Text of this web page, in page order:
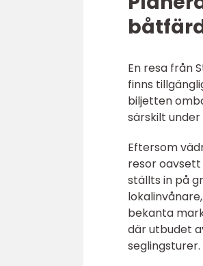
En resa från
finns
biljetten
särskilt
Eftersom
resor
ställts in på
bekanta
där utbudet
seglingsturer.